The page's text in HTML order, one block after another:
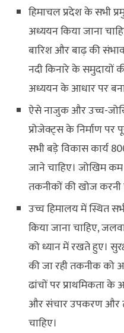
हिमाचल प्रदेश के सभी
अध्ययन किया जाना
बारिश और बाढ़ की
नदी किनारे के समुदायों
अध्ययन के आधार पर
ऐसे नाजुक और उच्च-
प्रोजेक्ट्स के निर्माण पर
सभी बड़े विकास कार्य
जाने चाहिए। जोखिम
तकनीकों की खोज करनी
उच्च हिमालय में स्थित
किया जाना चाहिए,
को ध्यान में रखते हुए।
की जा रही तकनीक को
ढांचों पर प्राथमिकता
और संचार उपकरण और
चाहिए।